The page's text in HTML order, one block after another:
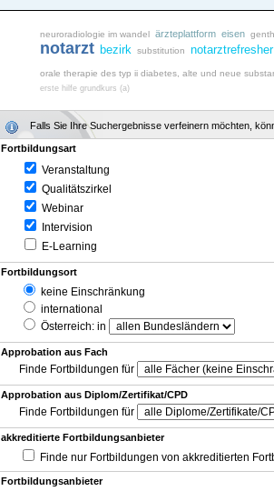
neuroradiologie im wandel ärzteplattform eisen
notarzt bezirk substitution notarztrefresher
orale therapie des typ ii diabetes, alte und neue
erste hilfe grundkurs (a)
Falls Sie Ihre Suchergebnisse verfeinern möchten,
Fortbildungsart
Veranstaltung
Qualitätszirkel
Webinar
Intervision
E-Learning
Fortbildungsort
keine Einschränkung
international
Österreich: in
Approbation aus Fach
Finde Fortbildungen für
Approbation aus Diplom/Zertifikat/CPD
Finde Fortbildungen für
akkreditierte Fortbildungsanbieter
Finde nur Fortbildungen von akkreditierten
Fortbildungsanbieter